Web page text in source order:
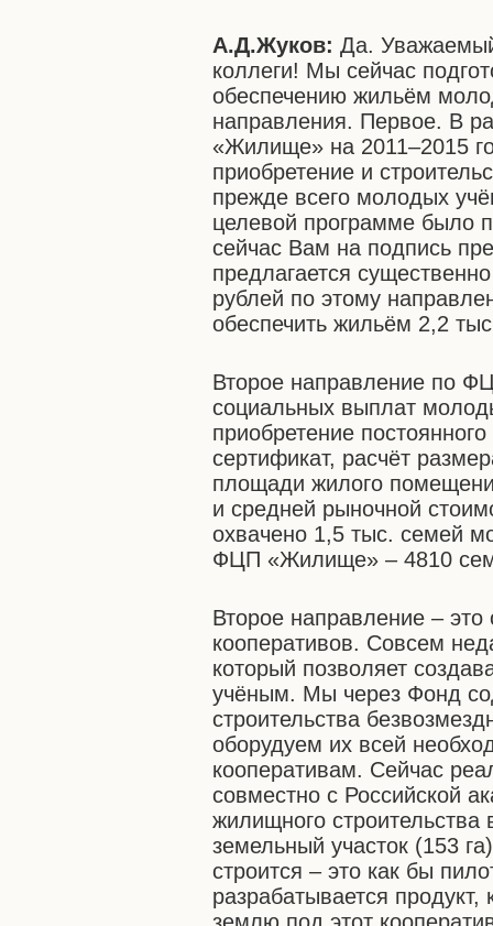
А.Д.Жуков: Да.
коллеги! Мы сейчас
обеспечению жильём
направления. Первое. В
«Жилище» на 2011–2015
приобретение и
прежде всего молодых
целевой программе было
сейчас Вам на подпись
предлагается
рублей по этому
обеспечить жильём 2,2
Второе направление по
социальных выплат
приобретение
сертификат, расчёт
площади жилого
и средней рыночной
охвачено 1,5 тыс. семей
ФЦП «Жилище» – 4810
Второе направление – это
кооперативов. Совсем
который позволяет
учёным. Мы через Фонд
строительства
оборудуем их всей
кооперативам. Сейчас
совместно с Российской
жилищного
земельный участок (153
строится – это как бы
разрабатывается